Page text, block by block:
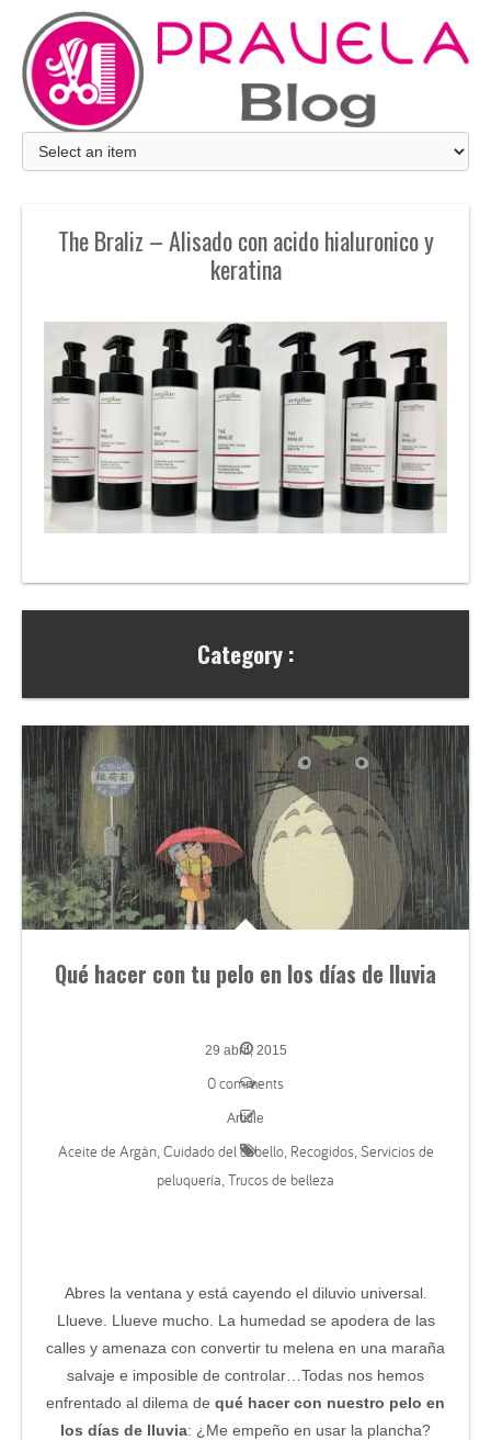
The Braliz – Alisado con acido hialuronico y
keratina
Category :
Qué hacer con tu pelo en los días de lluvia
29 abril, 2015
0 comments
Article
Aceite de Argán, Cuidado del cabello, Recogidos, Servicios de
peluquería, Trucos de belleza
Abres la ventana y está cayendo el diluvio universal.
Llueve. Llueve mucho. La humedad se apodera de las
calles y amenaza con convertir tu melena en una maraña
salvaje e imposible de controlar…Todas nos hemos
enfrentado al dilema de qué hacer con nuestro pelo en
los días de lluvia: ¿Me empeño en usar la plancha?